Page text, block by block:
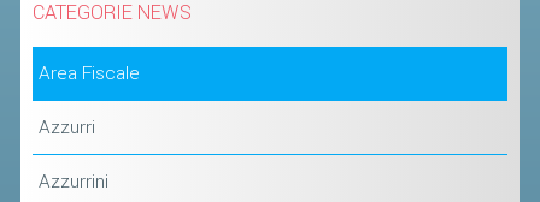
CATEGORIE NEWS
Area Fiscale
Azzurri
Azzurrini
LINE